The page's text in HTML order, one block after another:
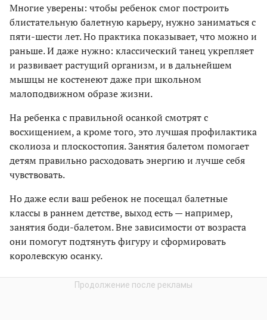
Многие уверены: чтобы ребенок смог построить
блистательную балетную карьеру, нужно заниматься с
пяти-шести лет. Но практика показывает, что можно и
раньше. И даже нужно: классический танец укрепляет
и развивает растущий организм, и в дальнейшем
мышцы не костенеют даже при школьном
малоподвижном образе жизни.
На ребенка с правильной осанкой смотрят с
восхищением, а кроме того, это лучшая профилактика
сколиоза и плоскостопия. Занятия балетом помогает
детям правильно расходовать энергию и лучше себя
чувствовать.
Но даже если ваш ребенок не посещал балетные
классы в раннем детстве, выход есть — например,
занятия боди-балетом. Вне зависимости от возраста
они помогут подтянуть фигуру и сформировать
королевскую осанку.